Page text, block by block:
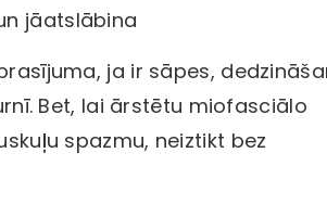
jāatslābina
ja ir sāpes,
Bet, lai ārstētu miofasciālo
spazmu, neiztikt bez